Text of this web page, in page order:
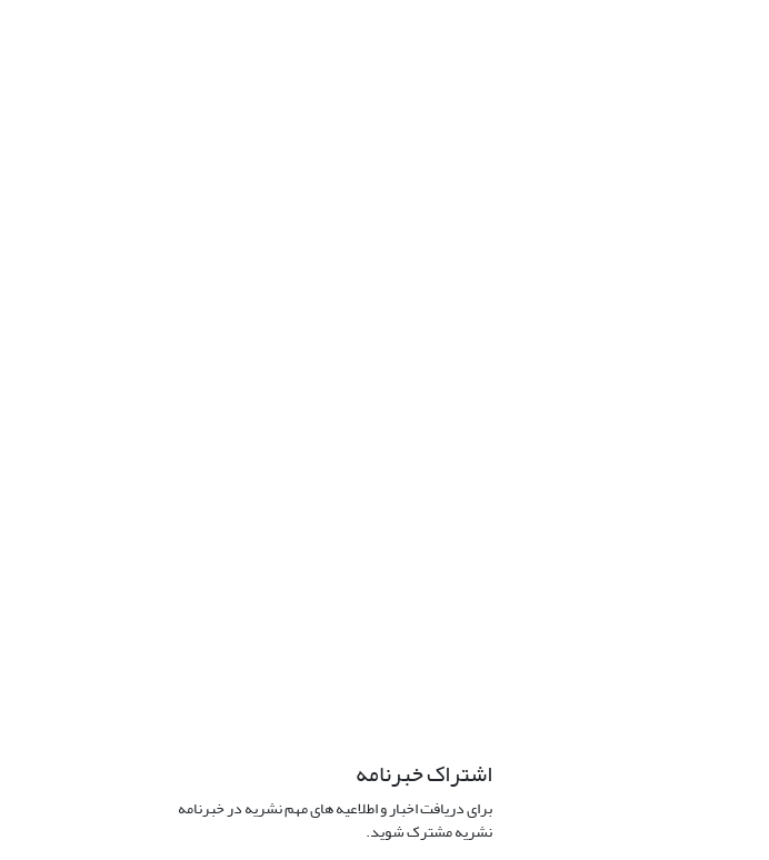
اشتراک خبرنامه
برای دریافت اخبار و اطلاعیه های مهم نشریه در خبرنامه
نشریه مشترک شوید.